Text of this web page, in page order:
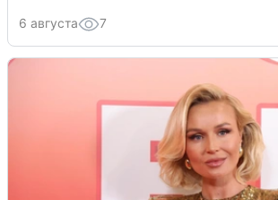
6 августа 7